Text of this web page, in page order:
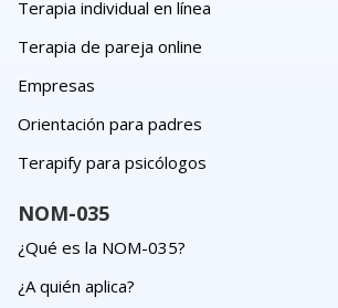
Terapia individual en línea
Terapia de pareja online
Empresas
Orientación para padres
Terapify para psicólogos
NOM-035
¿Qué es la NOM-035?
¿A quién aplica?